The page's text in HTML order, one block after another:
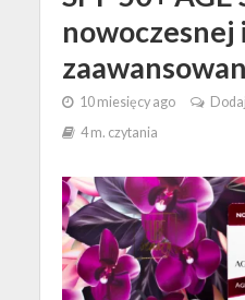
nowoczesnej
10 miesięcy ago
4 m. czytania